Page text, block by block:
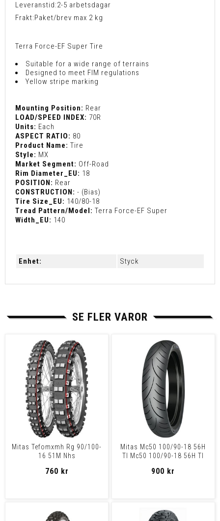
Leveranstid:2-5 arbetsdagar
Frakt:Paket/brev max 2 kg
Terra Force-EF Super Tire
Suitable for a wide range of terrains
Designed to meet FIM regulations
Yellow stripe marking
Mounting Position: Rear
LOAD/SPEED INDEX: 70R
Units: Each
ASPECT RATIO: 80
Product Name: Tire
Style: MX
Market Segment: Off-Road
Rim Diameter_EU: 18
POSITION: Rear
CONSTRUCTION: - (Bias)
Tire Size_EU: 140/80-18
Tread Pattern/Model: Terra Force-EF Super
Width_EU: 140
Enhet: Styck
SE FLER VAROR
Mitas Tefomxmh Rg 90/100-
16 51M Nhs
760 kr
Mitas Mc50 100/90-18 56H
Tl Mc50 100/90-18 56H Tl
900 kr